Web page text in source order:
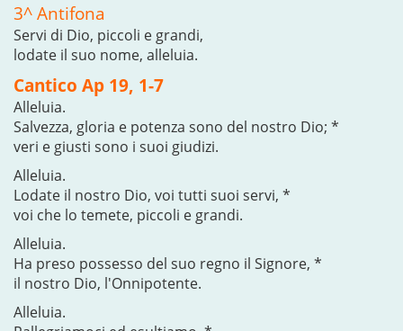
3^ Antifona
Servi di Dio, piccoli e grandi,
lodate il suo nome, alleluia.
Cantico Ap 19, 1-7
Alleluia.
Salvezza, gloria e potenza sono del nostro Dio; *
veri e giusti sono i suoi giudizi.
Alleluia.
Lodate il nostro Dio, voi tutti suoi servi, *
voi che lo temete, piccoli e grandi.
Alleluia.
Ha preso possesso del suo regno il Signore, *
il nostro Dio, l'Onnipotente.
Alleluia.